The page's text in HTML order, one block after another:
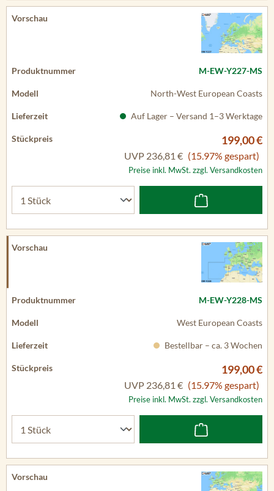
M-EW-Y227-MS
North-West European Coasts
Auf Lager – Versand 1–3 Werktage
199,00 €
UVP 236,81 € (15.97% gespart)
Preise inkl. MwSt. zzgl. Versandkosten
M-EW-Y228-MS
West European Coasts
Bestellbar – ca. 3 Wochen
199,00 €
UVP 236,81 € (15.97% gespart)
Preise inkl. MwSt. zzgl. Versandkosten